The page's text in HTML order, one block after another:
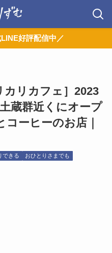
好評配信中／
カリカフェ］2023
蔵群近くにオープ
ーヒーのお店｜
できる
おひとりさまでも